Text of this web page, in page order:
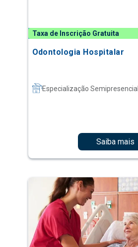
Taxa de Inscrição Gratuita
Odontologia Hospitalar
Especialização Semipresencial
Saiba mais